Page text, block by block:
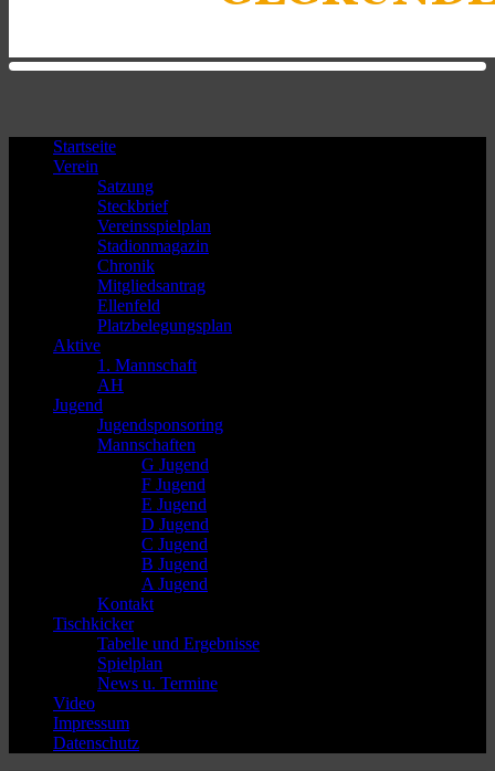
Startseite
Verein
Satzung
Steckbrief
Vereinsspielplan
Stadionmagazin
Chronik
Mitgliedsantrag
Ellenfeld
Platzbelegungsplan
Aktive
1. Mannschaft
AH
Jugend
Jugendsponsoring
Mannschaften
G Jugend
F Jugend
E Jugend
D Jugend
C Jugend
B Jugend
A Jugend
Kontakt
Tischkicker
Tabelle und Ergebnisse
Spielplan
News u. Termine
Video
Impressum
Datenschutz